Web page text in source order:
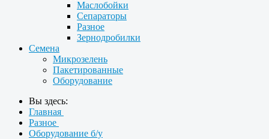
Маслобойки
Сепараторы
Разное
Зернодробилки
Семена
Микрозелень
Пакетированные
Оборудование
Вы здесь:
Главная
Разное
Оборудование б/у